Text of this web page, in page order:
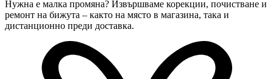
Нужна е малка промяна? Извършваме корекции, почистване и
ремонт на бижута – както на място в магазина, така и
дистанционно преди доставка.